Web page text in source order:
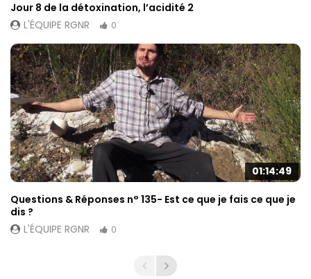
Jour 8 de la détoxination, l’acidité 2
L'ÉQUIPE RGNR
0
01:14:49
Questions & Réponses n° 135- Est ce que je fais ce que je
dis ?
L'ÉQUIPE RGNR
0